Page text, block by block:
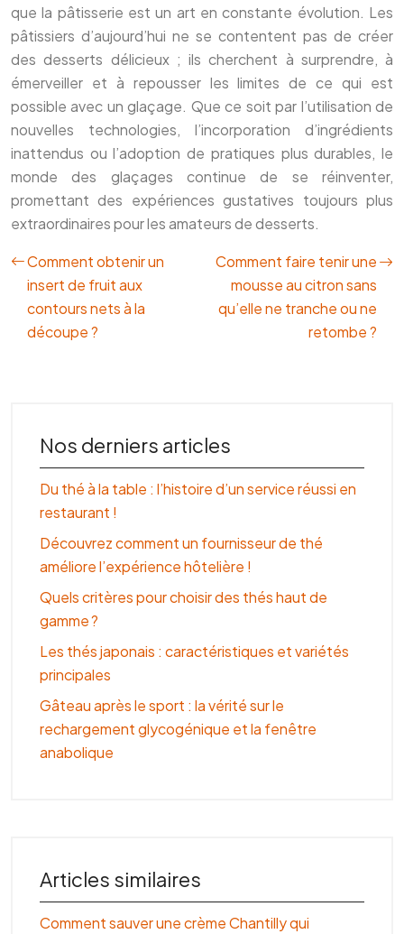
que la pâtisserie est un art en constante évolution. Les
pâtissiers d’aujourd’hui ne se contentent pas de créer
des desserts délicieux ; ils cherchent à surprendre, à
émerveiller et à repousser les limites de ce qui est
possible avec un glaçage. Que ce soit par l’utilisation de
nouvelles technologies, l’incorporation d’ingrédients
inattendus ou l’adoption de pratiques plus durables, le
monde des glaçages continue de se réinventer,
promettant des expériences gustatives toujours plus
extraordinaires pour les amateurs de desserts.
Comment obtenir un
insert de fruit aux
contours nets à la
découpe ?
Comment faire tenir une
mousse au citron sans
qu’elle ne tranche ou ne
retombe ?
Nos derniers articles
Du thé à la table : l’histoire d’un service réussi en
restaurant !
Découvrez comment un fournisseur de thé
améliore l’expérience hôtelière !
Quels critères pour choisir des thés haut de
gamme ?
Les thés japonais : caractéristiques et variétés
principales
Gâteau après le sport : la vérité sur le
rechargement glycogénique et la fenêtre
anabolique
Articles similaires
Comment sauver une crème Chantilly qui